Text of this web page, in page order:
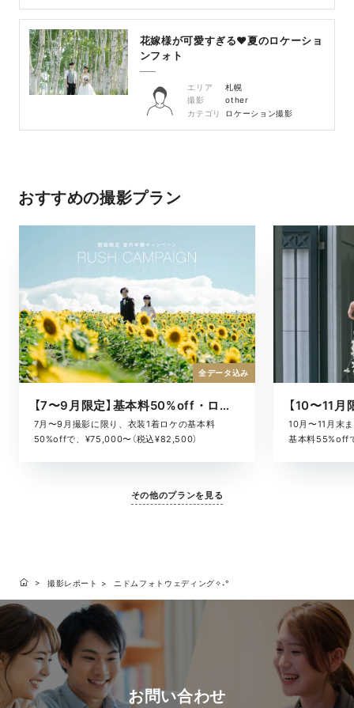
花嫁様が可愛すぎる♥夏のロケーショ
ンフォト
エリア
札幌
撮影
other
カテゴリ
ロケーション撮影
おすすめの撮影プラン
【7〜9月限定】基本料50%off・ロケキャンペーン
7月〜9月撮影に限り、衣装1着ロケの基本料
50%offで、¥75,000〜（税込¥82,500）
全データ込み
10月〜11月末
基本料55%off
その他のプランを見る
撮影レポート ニドムフォトウェディング✧˖°
お問い合わせ